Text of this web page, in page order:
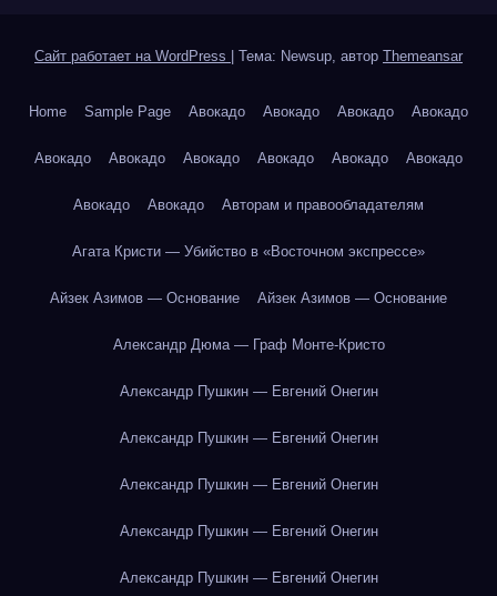
Сайт работает на WordPress Тема: Newsup, автор Themeansar
Home Sample Page Авокадо Авокадо Авокадо Авокадо
Авокадо Авокадо Авокадо Авокадо Авокадо Авокадо
Авокадо Авокадо Авторам и правообладателям
Агата Кристи — Убийство в «Восточном экспрессе»
Айзек Азимов — Основание Айзек Азимов — Основание
Александр Дюма — Граф Монте-Кристо
Александр Пушкин — Евгений Онегин
Александр Пушкин — Евгений Онегин
Александр Пушкин — Евгений Онегин
Александр Пушкин — Евгений Онегин
Александр Пушкин — Евгений Онегин